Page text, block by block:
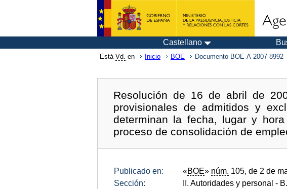
Castellano
Está Vd. en Inicio BOE Documento BOE-A-2007-8992
Resolución de 16 de abril de
provisionales de admitidos y
determinan la fecha, lugar y
proceso de consolidación de
Publicado en: «BOE» núm. 105, de 2 de
Sección:
II. Autoridades y personal -